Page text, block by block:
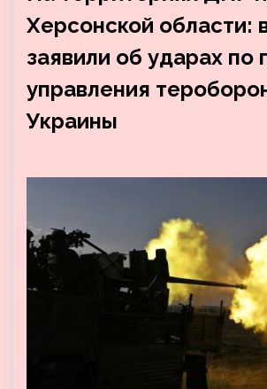
Херсонской
заявили об ударах по
управления
Украины